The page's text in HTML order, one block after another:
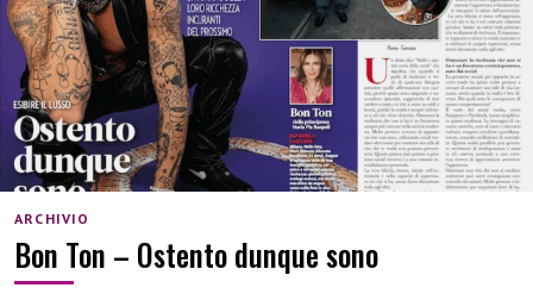
ARCHIVIO
Bon Ton – Ostento dunque sono